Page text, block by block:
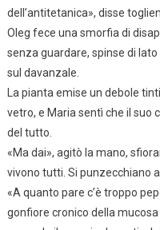
dell’antitetanica», disse
Oleg fece una smorfia di
senza guardare, spinse di
sul davanzale.
La pianta emise un debole
vetro, e Maria sentì che il suo
del tutto.
«Ma dai», agitò la mano,
vivono tutti. Si punzecchiano
«A quanto pare c’è troppo
gonfiore cronico della